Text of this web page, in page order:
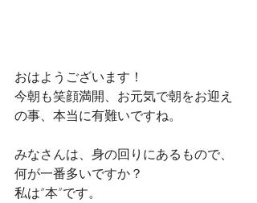
おはようございます！
今朝も笑顔満開、お元気で朝をお迎え
の事、本当に有難いですね。
みなさんは、身の回りにあるもので、
何が一番多いですか？
私は“本”です。